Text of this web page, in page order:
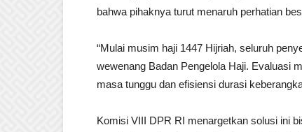
bahwa pihaknya turut menaruh perhatian
“Mulai musim haji 1447 Hijriah, seluruh
wewenang Badan Pengelola Haji. Evaluasi
masa tunggu dan efisiensi durasi
Komisi VIII DPR RI menargetkan solusi ini